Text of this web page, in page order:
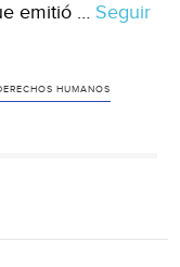
emitió … Seguir
HUMANOS